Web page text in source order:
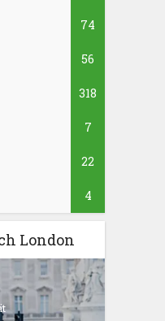
74
56
318
7
22
4
London